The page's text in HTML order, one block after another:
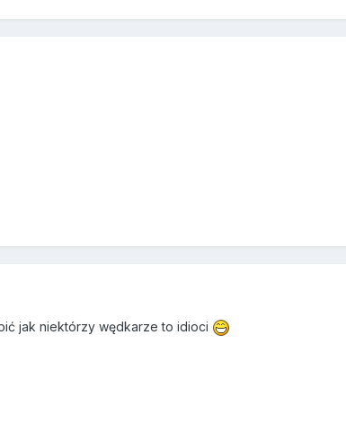
jak niektórzy wędkarze to idioci